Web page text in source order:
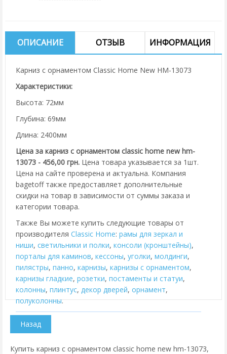
ОПИСАНИЕ ОТЗЫВ ИНФОРМАЦИЯ
Карниз с орнаментом Classic Home New HM-13073
Характеристики:
Высота: 72мм
Глубина: 69мм
Длина: 2400мм
Цена за карниз с орнаментом classic home new hm-
13073 - 456,00 грн. Цена товара указывается за 1шт.
Цена на сайте проверена и актуальна. Компания
bagetoff также предоставляет дополнительные
скидки на товар в зависимости от суммы заказа и
категории товара.
Также Вы можете купить следующие товары от
производителя Classic Home: рамы для зеркал и
ниши, cветильники и полки, консоли (кронштейны),
порталы для каминов, кессоны, уголки, молдинги,
пилястры, панно, карнизы, карнизы с орнаментом,
карнизы гладкие, розетки, постаменты и статуи,
колонны, плинтус, декор дверей, орнамент,
полуколонны.
Купить карниз с орнаментом classic home new hm-13073,